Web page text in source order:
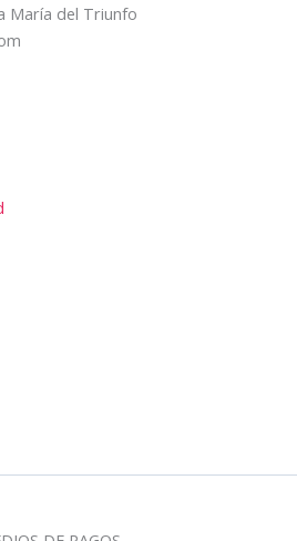
María del Triunfo